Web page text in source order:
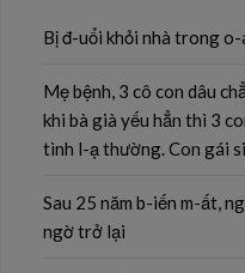
Bị đ-uổi khỏi nhà trong
Mẹ bệnh, 3 cô con dâu
khi bà già yếu hẳn thì 3
tình l-ạ thường. Con gái
Sau 25 năm b-iến m-ất,
ngờ trở lại